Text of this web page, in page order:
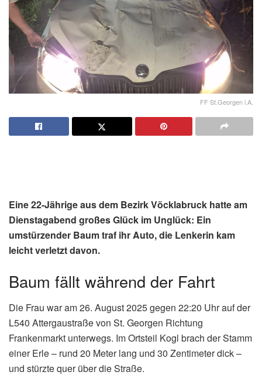
FF St.Georgen i.A.
Eine 22-Jährige aus dem Bezirk Vöcklabruck hatte am
Dienstagabend großes Glück im Unglück: Ein
umstürzender Baum traf ihr Auto, die Lenkerin kam
leicht verletzt davon.
Baum fällt während der Fahrt
Die Frau war am 26. August 2025 gegen 22:20 Uhr auf der
L540 Attergaustraße von St. Georgen Richtung
Frankenmarkt unterwegs. Im Ortsteil Kogl brach der Stamm
einer Erle – rund 20 Meter lang und 30 Zentimeter dick –
und stürzte quer über die Straße.